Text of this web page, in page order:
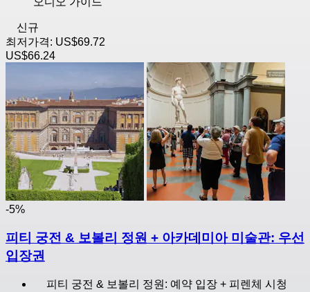
신규
최저가격: US$69.72
US$66.24
-5%
피티 궁전 & 보볼리 정원 + 아카데미아 미술관: 우선
입장권
피티 궁전 & 보볼리 정원: 예약 입장 + 피렌체 시청